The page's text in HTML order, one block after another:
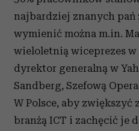
najbardziej znanych pań
wymienić można m.in.
wieloletnią wiceprezes w
dyrektor generalną w
Sandberg, Szefową
W Polsce, aby
branżą ICT i zachęcić je